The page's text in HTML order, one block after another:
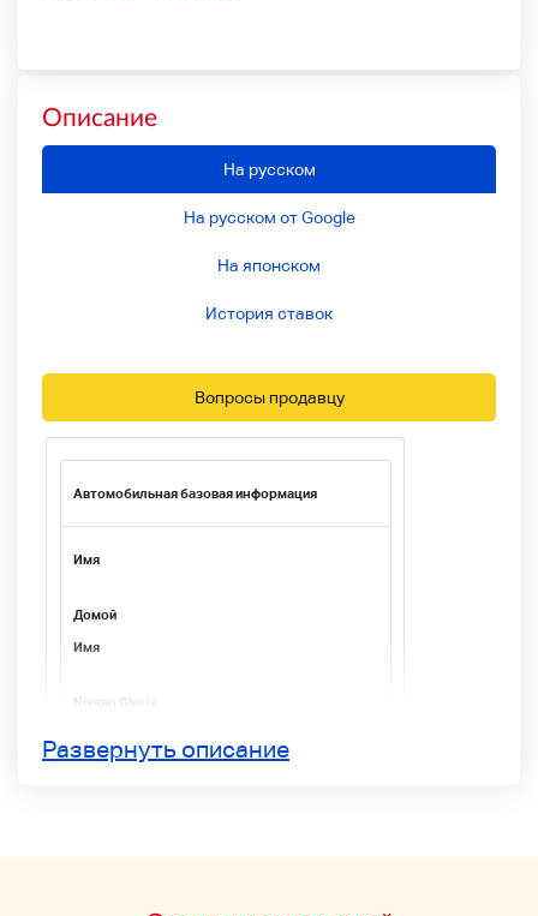
Описание
На русском
На русском от Google
На японском
История ставок
Вопросы продавцу
Автомобильная базовая информация
Имя
Домой
Имя
Nissan Gloria
Развернуть описание